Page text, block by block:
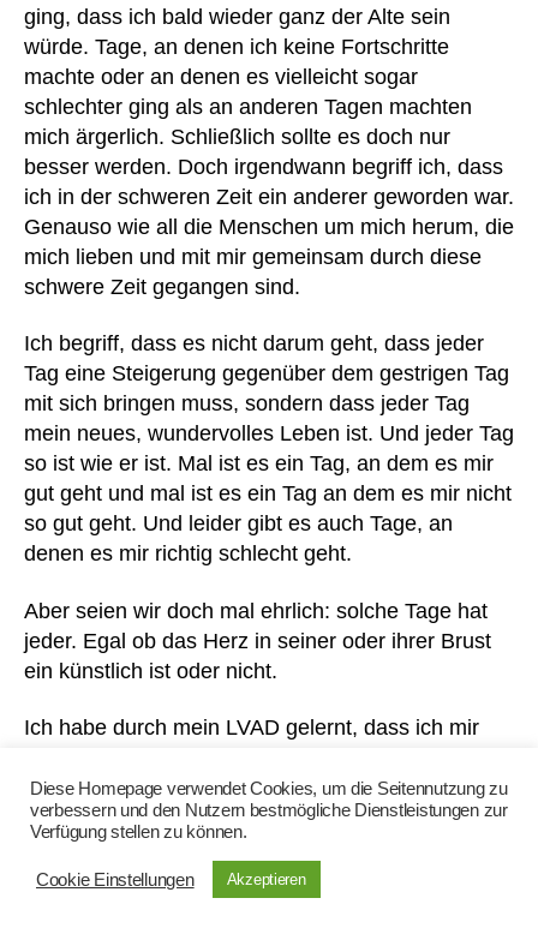
u
nt
er
e
m
d,
u
nt
er
st
z
u
n
g,
W
e
st
e,
Z
e
h
ör
ging, dass ich bald wieder ganz der Alte sein
würde. Tage, an denen ich keine Fortschritte
machte oder an denen es vielleicht sogar
schlechter ging als an anderen Tagen machten
mich ärgerlich. Schließlich sollte es doch nur
besser werden. Doch irgendwann begriff ich, dass
ich in der schweren Zeit ein anderer geworden war.
Genauso wie all die Menschen um mich herum, die
mich lieben und mit mir gemeinsam durch diese
schwere Zeit gegangen sind.
Ich begriff, dass es nicht darum geht, dass jeder
Tag eine Steigerung gegenüber dem gestrigen Tag
mit sich bringen muss, sondern dass jeder Tag
mein neues, wundervolles Leben ist. Und jeder Tag
so ist wie er ist. Mal ist es ein Tag, an dem es mir
gut geht und mal ist es ein Tag an dem es mir nicht
so gut geht. Und leider gibt es auch Tage, an
denen es mir richtig schlecht geht.
Aber seien wir doch mal ehrlich: solche Tage hat
jeder. Egal ob das Herz in seiner oder ihrer Brust
ein künstlich ist oder nicht.
Ich habe durch mein LVAD gelernt, dass ich mir
sogar muss. Dass ich meine Kräfte an nicht so
guten Tagen einteilen muss und vor allem, dass ich
meinen Lieben sage, wie es mir geht, damit sie
sich keine Sorgen machen.
A
b
ot
t,
B
a
u
m
oll
H
e
ar
t
m
at
e
e
m
d,
fe
kli
ni
k,
a
Diese Homepage verwendet Cookies, um die Seitennutzung zu
verbessern und den Nutzern bestmögliche Dienstleistungen zur
Verfügung stellen zu können.
Cookie Einstellungen Akzeptieren